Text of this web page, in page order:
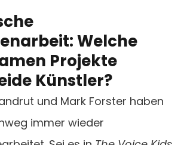
Welche
Projekte
Künstler?
und Mark Forster haben
immer wieder